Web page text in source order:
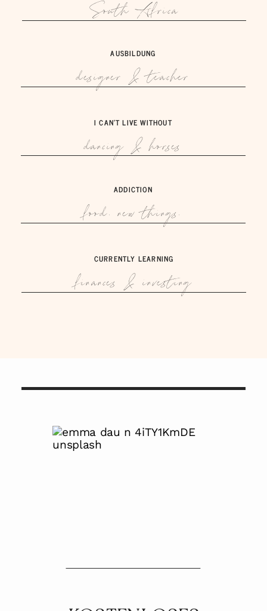
AUSBILDUNG
designer & teacher
I CAN'T LIVE WITHOUT
dancing & horses
ADDICTION
food. new things.
CURRENTLY LEARNING
finances & investing
South Africa